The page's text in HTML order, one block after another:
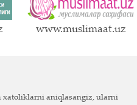
www.muslimaat.uz
xatoliklarni aniqlasangiz, ularni